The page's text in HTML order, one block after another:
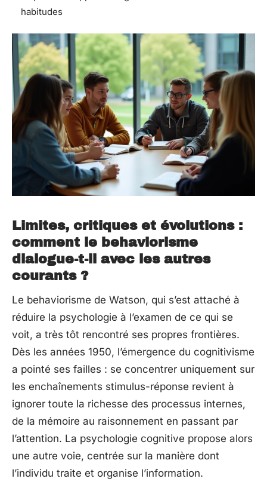
habitudes
Limites, critiques et évolutions :
comment le behaviorisme
dialogue-t-il avec les autres
courants ?
Le behaviorisme de Watson, qui s’est attaché à
réduire la psychologie à l’examen de ce qui se
voit, a très tôt rencontré ses propres frontières.
Dès les années 1950, l’émergence du cognitivisme
a pointé ses failles : se concentrer uniquement sur
les enchaînements stimulus-réponse revient à
ignorer toute la richesse des processus internes,
de la mémoire au raisonnement en passant par
l’attention. La psychologie cognitive propose alors
une autre voie, centrée sur la manière dont
l’individu traite et organise l’information.